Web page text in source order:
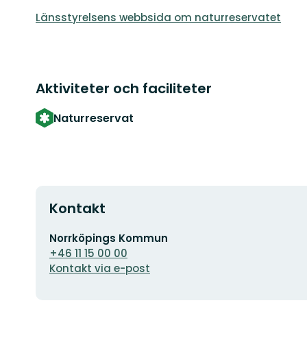
Länsstyrelsens webbsida om naturreservatet
Aktiviteter och faciliteter
Naturreservat
Kontakt
E-
postadress
Norrköpings Kommun
+46 11 15 00 00
Kontakt via e-post